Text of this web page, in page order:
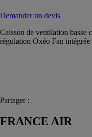
Demander un devis
Caisson de ventilation basse
régulation Oxéo Fan intégrée
Partager :
FRANCE AIR